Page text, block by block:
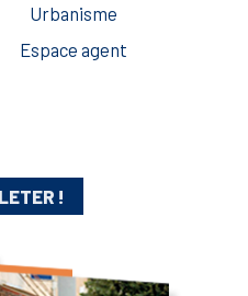
Urbanisme
Espace agent
!